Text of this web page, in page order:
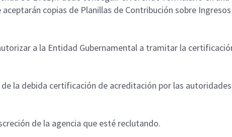
copias de Planillas de Contribución sobre
a la Entidad Gubernamental a tramitar la
la debida certificación de acreditación por las
de la agencia que esté reclutando.